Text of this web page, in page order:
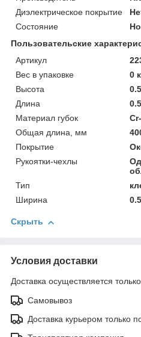
Диэлектрическое покрытие
Состояние
Пользовательские
Артикул
Вес в упаковке
0
Высота
Длина
Материал губок
Общая длина, мм
Покрытие
Рукоятки-чехлы
Тип
Ширина
Скрыть
Условия доставки
Доставка осуществляется
Самовывоз
Доставка курьером только